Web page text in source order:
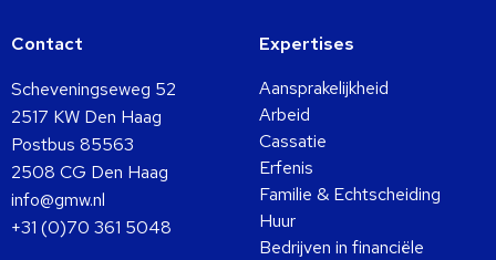
Contact
Scheveningseweg 52
2517 KW Den Haag
Postbus 85563
2508 CG Den Haag
info@gmw.nl
+31 (0)70 361 5048
Expertises
Aansprakelijkheid
Arbeid
Cassatie
Erfenis
Familie & Echtscheiding
Huur
Bedrijven in financiële